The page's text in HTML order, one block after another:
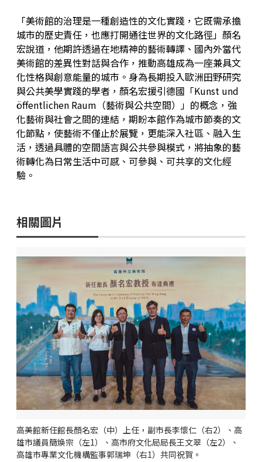
「美術館的治理是一種創造性的文化實踐，它既需承擔
城市的歷史責任，也應打開通往世界的文化路徑」顏名
宏說道，他期許透過在地精神的藝術轉譯、國內外當代
美術館的差異性對話與合作，推動高雄成為一座兼具文
化性格與創意能量的城市。身為長期投入歐洲田野研究
與公共美學實踐的學者，顏名宏援引德國「Kunst und
öffentlichen Raum（藝術與公共空間）」的概念，強
化藝術與社會之間的連結，期盼本館作為城市節奏的文
化節點，使藝術不僅止於展覽，更能深入社區、融入生
活，透過具體的空間語言與公共參與模式，將抽象的藝
術轉化為日常生活中可感、可參與、可共享的文化經
驗。
相關圖片
高美館新任館長顏名宏（中）上任，副市長李懷仁（右2）、高
雄市議員簡煥宗（左1）、高市府文化局局長王文翠（左2）、
高雄市專業文化機構監事郭瑞坤（右1）共同祝賀。